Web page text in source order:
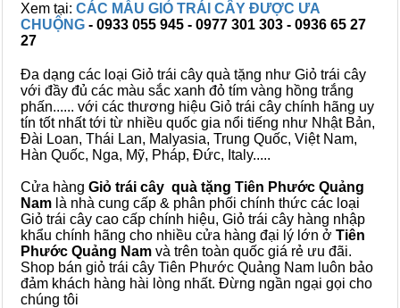
Xem tại: CÁC MẪU GIỎ TRÁI CÂY ĐƯỢC ƯA
CHUỘNG - 0933 055 945 - 0977 301 303 - 0936 65 27
27
Đa dạng các loại Giỏ trái cây quà tặng như Giỏ trái cây
với đầy đủ các màu sắc xanh đỏ tím vàng hồng trắng
phấn...... với các thương hiệu Giỏ trái cây chính hãng uy
tín tốt nhất tới từ nhiều quốc gia nổi tiếng như Nhật Bản,
Đài Loan, Thái Lan, Malyasia, Trung Quốc, Việt Nam,
Hàn Quốc, Nga, Mỹ, Pháp, Đức, Italy.....
Cửa hàng Giỏ trái cây quà tặng Tiên Phước Quảng
Nam là nhà cung cấp & phân phối chính thức các loại
Giỏ trái cây cao cấp chính hiệu, Giỏ trái cây hàng nhập
khẩu chính hãng cho nhiều cửa hàng đại lý lớn ở Tiên
Phước Quảng Nam và trên toàn quốc giá rẻ ưu đãi.
Shop bán giỏ trái cây Tiên Phước Quảng Nam luôn bảo
đảm khách hàng hài lòng nhất. Đừng ngần ngại gọi cho
chúng tôi